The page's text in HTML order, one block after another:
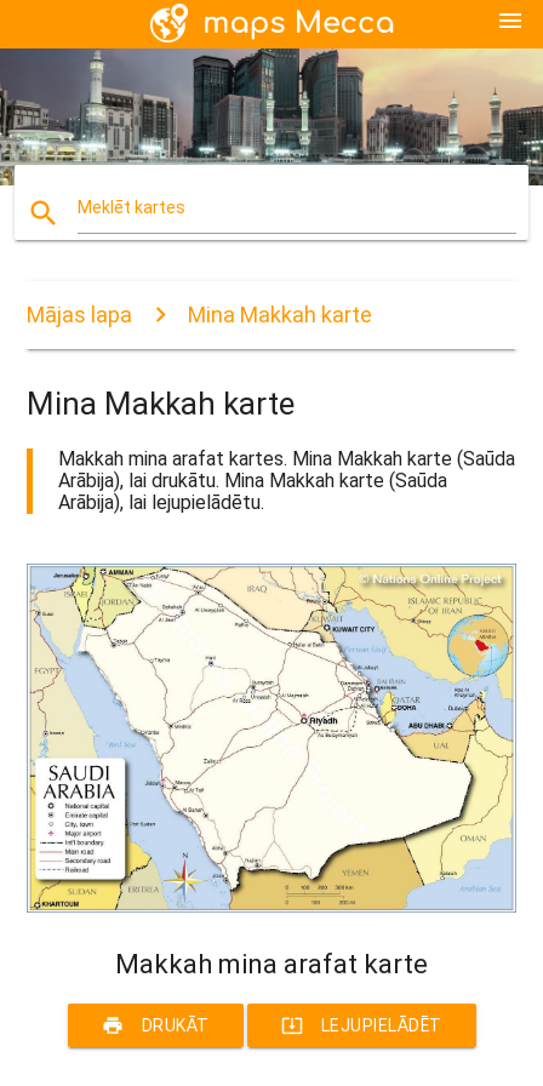
menu
search Meklēt kartes
Mājas lapa Mina Makkah karte
Mina Makkah karte
Makkah mina arafat kartes. Mina Makkah karte (Saūda
Arābija), lai drukātu. Mina Makkah karte (Saūda
Arābija), lai lejupielādētu.
Makkah mina arafat karte
print DRUKĀT system_update_alt LEJUPIELĀDĒT